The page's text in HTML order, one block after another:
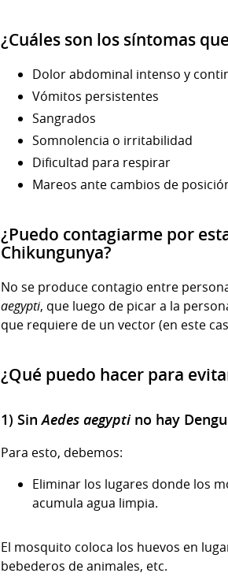
¿Cuáles son los síntomas
Dolor abdominal intenso y
Vómitos persistentes
Sangrados
Somnolencia o irritabilidad
Dificultad para respirar
Mareos ante cambios de
¿Puedo contagiarme por
Chikungunya?
No se produce contagio entre
aegypti, que luego de picar a la
que requiere de un vector (en este
¿Qué puedo hacer para
1) SinAedes aegyptino hay
Para esto, debemos:
Eliminar los lugares donde los
acumula agua limpia.
El mosquito coloca los huevos en
bebederos de animales, etc.